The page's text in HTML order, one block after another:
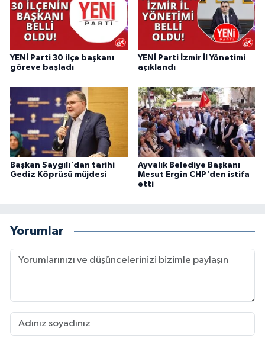
YENİ Parti 30 ilçe başkanı
göreve başladı
YENİ Parti İzmir İl Yönetimi
açıklandı
Başkan Saygılı'dan tarihi
Gediz Köprüsü müjdesi
Ayvalık Belediye Başkanı
Mesut Ergin CHP'den istifa
etti
Yorumlar